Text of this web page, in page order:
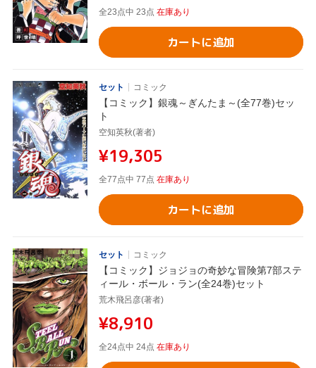
全23点中 23点 在庫あり
カートに追加
セット コミック
【コミック】銀魂～ぎんたま～(全77巻)セッ
ト
空知英秋(著者)
¥19,305
全77点中 77点 在庫あり
カートに追加
セット コミック
【コミック】ジョジョの奇妙な冒険第7部ステ
ィール・ボール・ラン(全24巻)セット
荒木飛呂彦(著者)
¥8,910
全24点中 24点 在庫あり